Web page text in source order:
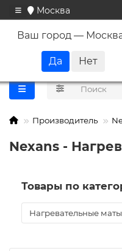
Москва
Ваш город —
Производитель
Nexans -
Товары по